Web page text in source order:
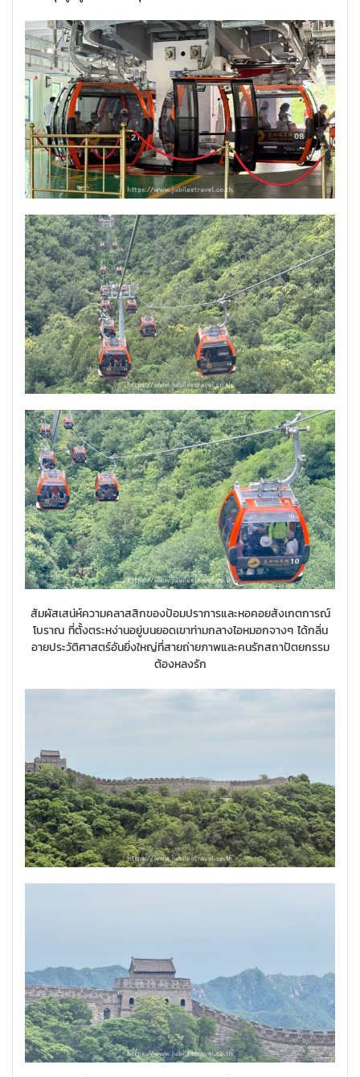
สัมผัสเสน่ห์ความคลาสสิกของป้อมปราการและหอคอยสังเกตการณ์
โบราณ ที่ตั้งตระหง่านอยู่บนยอดเขาท่ามกลางไอหมอกจางๆ ได้กลิ่น
อายประวัติศาสตร์อันยิ่งใหญ่ที่สายถ่ายภาพและคนรักสถาปัตยกรรม
ต้องหลงรัก